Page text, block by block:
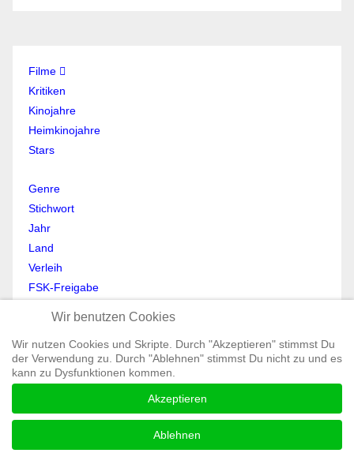
Filme
Kritiken
Kinojahre
Heimkinojahre
Stars
Genre
Stichwort
Jahr
Land
Verleih
FSK-Freigabe
Mein Profil
Registrieren
All Rights reserved © Moviewolf 2026
Impressum
Wir benutzen Cookies
Wir nutzen Cookies und Skripte. Durch "Akzeptieren" stimmst Du
der Verwendung zu. Durch "Ablehnen" stimmst Du nicht zu und es
kann zu Dysfunktionen kommen.
Akzeptieren
Ablehnen